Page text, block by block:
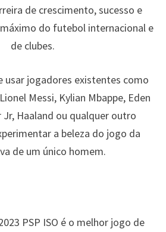
de crescimento, sucesso e
do futebol internacional e
de clubes.
usar jogadores existentes como
Messi, Kylian Mbappe, Eden
Jr, Haaland ou qualquer outro
a beleza do jogo da
de um único homem.
PSP ISO é o melhor jogo de